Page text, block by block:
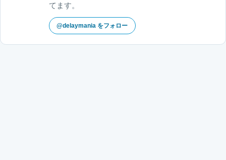
てます。
@delaymania をフォロー